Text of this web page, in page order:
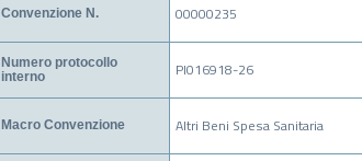
Convenzione N. 00000235
Numero protocollo
interno
PI016918-26
Macro Convenzione Altri Beni Spesa Sanitaria